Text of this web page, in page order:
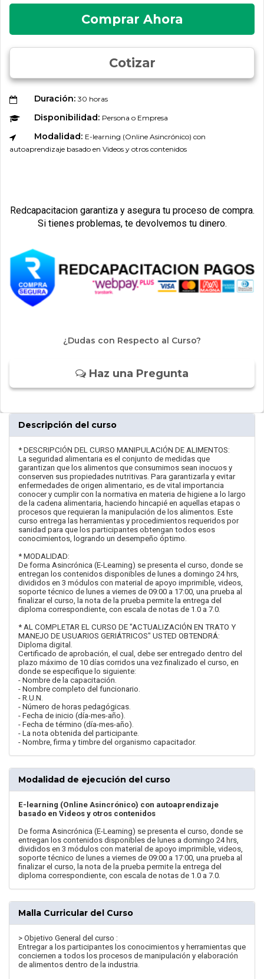
Comprar Ahora
Cotizar
Duración: 30 horas
Disponibilidad: Persona o Empresa
Modalidad: E-learning (Online Asincrónico) con
autoaprendizaje basado en Videos y otros contenidos
Redcapacitacion garantiza y asegura tu proceso de compra.
Si tienes problemas, te devolvemos tu dinero.
¿Dudas con Respecto al Curso?
Haz una Pregunta
Descripción del curso
* DESCRIPCIÓN DEL CURSO MANIPULACIÓN DE ALIMENTOS:
La seguridad alimentaria es el conjunto de medidas que
garantizan que los alimentos que consumimos sean inocuos y
conserven sus propiedades nutritivas. Para garantizarla y evitar
enfermedades de origen alimentario, es de vital importancia
conocer y cumplir con la normativa en materia de higiene a lo largo
de la cadena alimentaria, haciendo hincapié en aquellas etapas o
procesos que requieran la manipulación de los alimentos. Este
curso entrega las herramientas y procedimientos requeridos por
sanidad para que los participantes obtengan todos esos
conocimientos, logrando un desempeño óptimo.
* MODALIDAD:
De forma Asincrónica (E-Learning) se presenta el curso, donde se
entregan los contenidos disponibles de lunes a domingo 24 hrs,
divididos en 3 módulos con material de apoyo imprimible, videos,
soporte técnico de lunes a viernes de 09:00 a 17:00, una prueba al
finalizar el curso, la nota de la prueba permite la entrega del
diploma correspondiente, con escala de notas de 1.0 a 7.0.
* AL COMPLETAR EL CURSO DE "ACTUALIZACIÓN EN TRATO Y
MANEJO DE USUARIOS GERIÁTRICOS" USTED OBTENDRÁ:
Diploma digital.
Certificado de aprobación, el cual, debe ser entregado dentro del
plazo máximo de 10 días corridos una vez finalizado el curso, en
donde se especifique lo siguiente:
- Nombre de la capacitación.
- Nombre completo del funcionario.
- R.U.N.
- Número de horas pedagógicas.
- Fecha de inicio (día-mes-año).
- Fecha de término (día-mes-año).
- La nota obtenida del participante.
- Nombre, firma y timbre del organismo capacitador.
Modalidad de ejecución del curso
E-learning (Online Asincrónico) con autoaprendizaje
basado en Videos y otros contenidos
De forma Asincrónica (E-Learning) se presenta el curso, donde se
entregan los contenidos disponibles de lunes a domingo 24 hrs,
divididos en 3 módulos con material de apoyo imprimible, videos,
soporte técnico de lunes a viernes de 09:00 a 17:00, una prueba al
finalizar el curso, la nota de la prueba permite la entrega del
diploma correspondiente, con escala de notas de 1.0 a 7.0.
Malla Curricular del Curso
> Objetivo General del curso :
Entregar a los participantes los conocimientos y herramientas que
conciernen a todos los procesos de manipulación y elaboración
de alimentos dentro de la industria.